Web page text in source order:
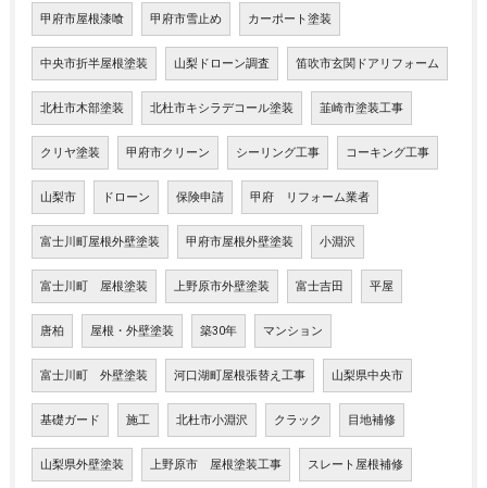
甲府市屋根漆喰 甲府市雪止め カーポート塗装
中央市折半屋根塗装 山梨ドローン調査 笛吹市玄関ドアリフォーム
北杜市木部塗装 北杜市キシラデコール塗装 韮崎市塗装工事
クリヤ塗装 甲府市クリーン シーリング工事 コーキング工事
山梨市 ドローン 保険申請 甲府 リフォーム業者
富士川町屋根外壁塗装 甲府市屋根外壁塗装 小淵沢
富士川町 屋根塗装 上野原市外壁塗装 富士吉田 平屋
唐柏 屋根・外壁塗装 築30年 マンション
富士川町 外壁塗装 河口湖町屋根張替え工事 山梨県中央市
基礎ガード 施工 北杜市小淵沢 クラック 目地補修
山梨県外壁塗装 上野原市 屋根塗装工事 スレート屋根補修